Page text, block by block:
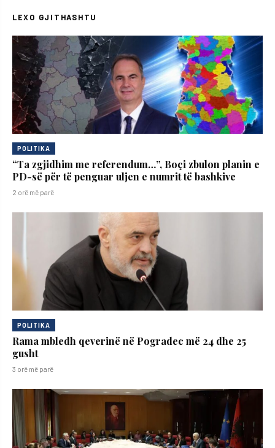
LEXO GJITHASHTU
POLITIKA
“Ta zgjidhim me referendum…”, Boçi zbulon planin e
PD-së për të penguar uljen e numrit të bashkive
2 orë më parë
POLITIKA
Rama mbledh qeverinë në Pogradec më 24 dhe 25
gusht
3 orë më parë